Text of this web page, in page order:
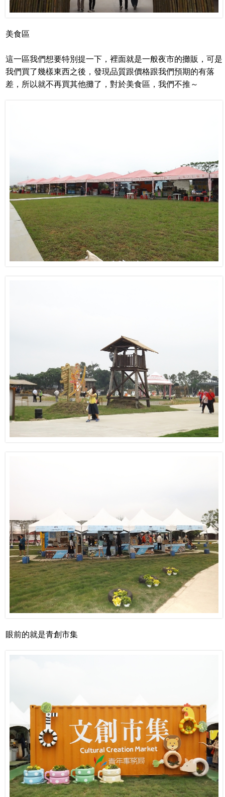
美食區
這一區我們想要特別提一下，裡面就是一般夜市的攤販，可是
我們買了幾樣東西之後，發現品質跟價格跟我們預期的有落
差，所以就不再買其他攤了，對於美食區，我們不推～
眼前的就是青創市集